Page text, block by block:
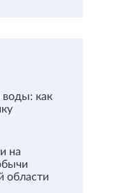
как
на
области